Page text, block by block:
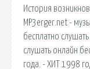
История
MP3erger.net -
бесплатно
слушать онлайн
года. - ХИТ 1998